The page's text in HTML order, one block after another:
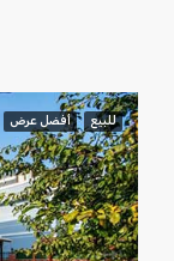
للبيع أفضل عرض